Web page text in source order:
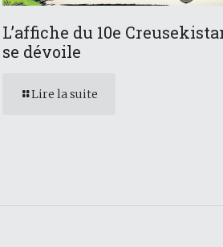
L’affiche du 10e
se dévoile
Lire la suite